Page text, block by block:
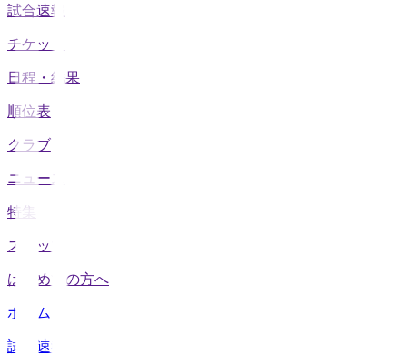
試合速報
チケット
日程・結果
順位表
クラブ
ニュース
特集
スタッツ
はじめての方へ
ホーム
試合速報